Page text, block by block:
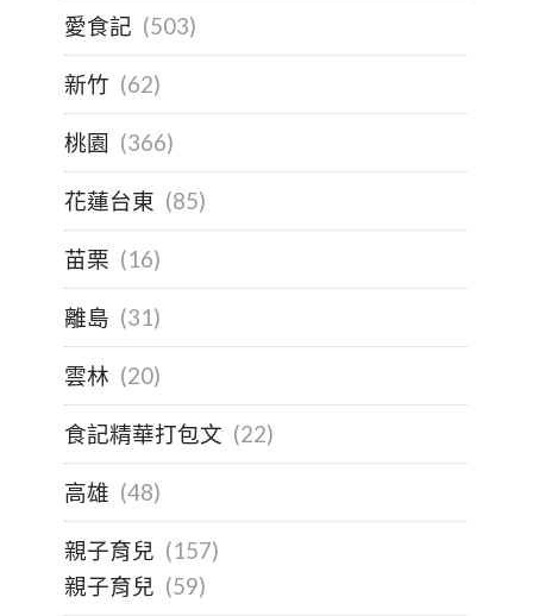
愛食記 (503)
新竹 (62)
桃園 (366)
花蓮台東 (85)
苗栗 (16)
離島 (31)
雲林 (20)
食記精華打包文 (22)
高雄 (48)
親子育兒 (157)
親子育兒 (59)